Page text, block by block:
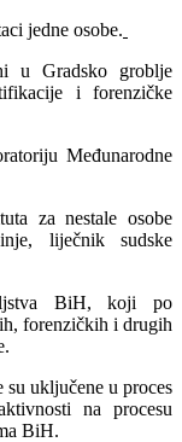
jedne osobe.
u Gradsko groblje
i forenzičke
Međunarodne
za nestale osobe
liječnik sudske
BiH, koji po
forenzičkih i drugih
uključene u proces
na procesu
BiH.